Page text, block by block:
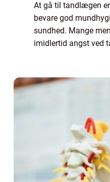
At gå til tandlægen
bevare god
sundhed. Mange
imidlertid angst ved